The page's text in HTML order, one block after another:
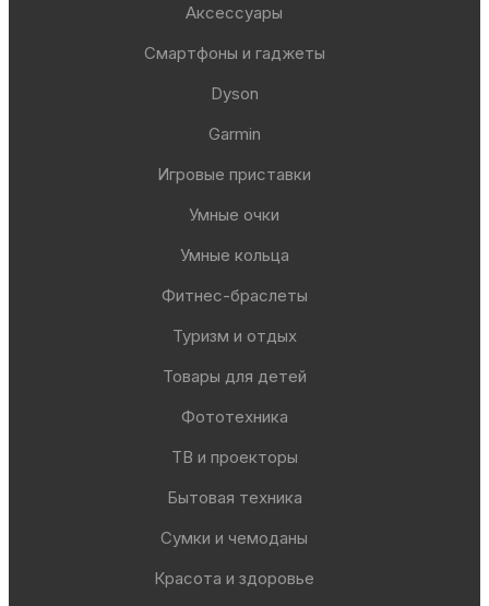
Аксессуары
Смартфоны и гаджеты
Dyson
Garmin
Игровые приставки
Умные очки
Умные кольца
Фитнес-браслеты
Туризм и отдых
Товары для детей
Фототехника
ТВ и проекторы
Бытовая техника
Сумки и чемоданы
Красота и здоровье